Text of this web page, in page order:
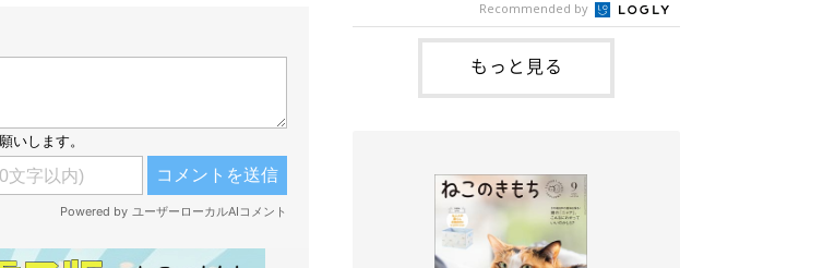
保護したのは、以前、飼い主さんの愛猫・
ちくわく
X（旧Twitter）ユーザー@doddou_1さん
の愛猫・ドンちゃん（取材時、推定6才／
本名：ドミトリー・ドンスコイ）。ドンち
ゃんは、保護猫でした。ドンちゃんが見つ
かったのは、飼い主さんの姉の勤め先の敷
Recommended by
もっと見る